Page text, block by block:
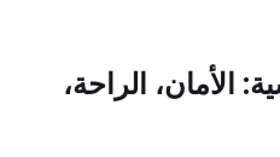
الأمان، الراحة،